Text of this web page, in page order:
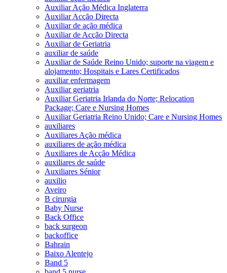
Auxiliar Ação Médica Inglaterra
Auxiliar Acção Directa
Auxiliar de ação médica
Auxiliar de Acção Directa
Auxiliar de Geriatria
auxiliar de saúde
Auxiliar de Saúde Reino Unido; suporte na viagem e
alojamento; Hospitais e Lares Certificados
auxiliar enfermagem
Auxiliar geriatria
Auxiliar Geriatria Irlanda do Norte; Relocation
Package; Care e Nursing Homes
Auxiliar Geriatria Reino Unido; Care e Nursing Homes
auxiliares
Auxiliares Ação médica
auxiliares de ação médica
Auxiliares de Acção Médica
auxiliares de saúde
Auxiliares Sénior
auxilio
Aveiro
B cirurgia
Baby Nurse
Back Office
back surgeon
backoffice
Bahrain
Baixo Alentejo
Band 5